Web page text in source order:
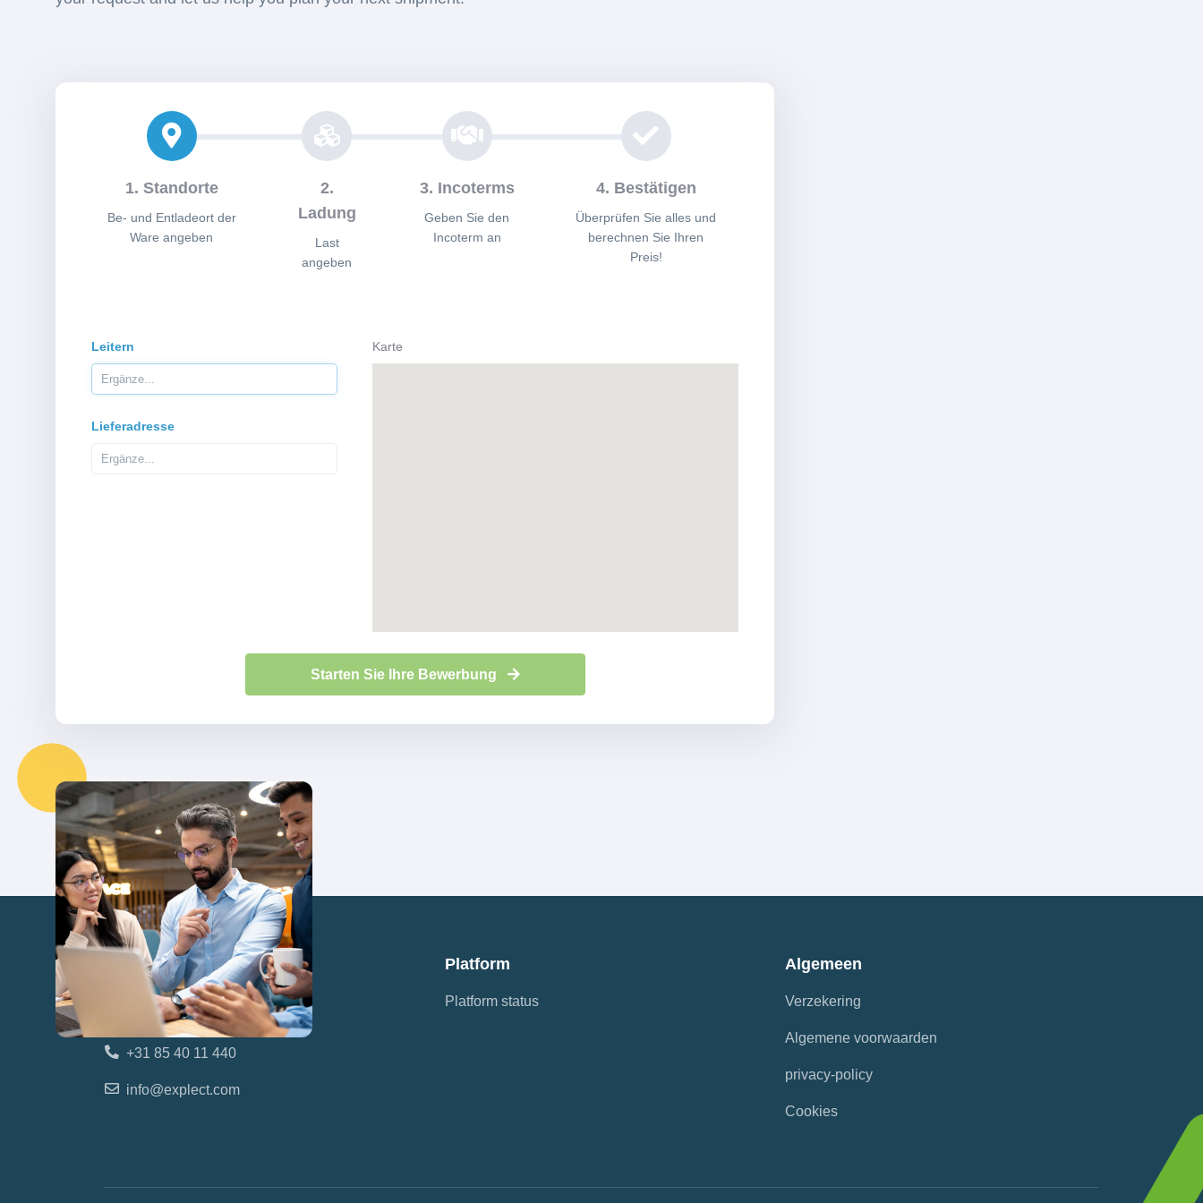
1. Standorte
Be- und Entladeort der
Ware angeben
2.
Ladung
Last
angeben
3. Incoterms
Geben Sie den
Incoterm an
4. Bestätigen
Überprüfen Sie alles und
berechnen Sie Ihren
Preis!
Leitern
Lieferadresse
Karte
Starten Sie Ihre Bewerbung
West-Voorstraat 7
3262 JG Oud-Beijerland
Nederland
+31 85 40 11 440
info@explect.com
Platform
Platform status
Algemeen
Verzekering
Algemene voorwaarden
privacy-policy
Cookies